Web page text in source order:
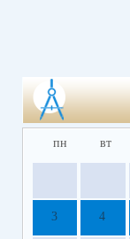
пн вт
3 4